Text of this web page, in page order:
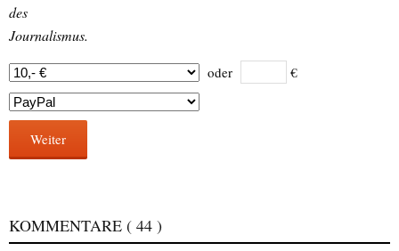
des
Journalismus.
oder €
Weiter
KOMMENTARE ( 44 )